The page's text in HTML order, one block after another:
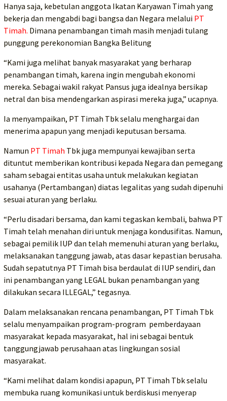
Hanya saja, kebetulan anggota Ikatan Karyawan Timah yang
bekerja dan mengabdi bagi bangsa dan Negara melalui PT
Timah. Dimana penambangan timah masih menjadi tulang
punggung perekonomian Bangka Belitung
“Kami juga melihat banyak masyarakat yang berharap
penambangan timah, karena ingin mengubah ekonomi
mereka. Sebagai wakil rakyat Pansus juga idealnya bersikap
netral dan bisa mendengarkan aspirasi mereka juga,” ucapnya.
Ia menyampaikan, PT Timah Tbk selalu menghargai dan
menerima apapun yang menjadi keputusan bersama.
Namun PT Timah Tbk juga mempunyai kewajiban serta
dituntut memberikan kontribusi kepada Negara dan pemegang
saham sebagai entitas usaha untuk melakukan kegiatan
usahanya (Pertambangan) diatas legalitas yang sudah dipenuhi
sesuai aturan yang berlaku.
“Perlu disadari bersama, dan kami tegaskan kembali, bahwa PT
Timah telah menahan diri untuk menjaga kondusifitas. Namun,
sebagai pemilik IUP dan telah memenuhi aturan yang berlaku,
melaksanakan tanggung jawab, atas dasar kepastian berusaha.
Sudah sepatutnya PT Timah bisa berdaulat di IUP sendiri, dan
ini penambangan yang LEGAL bukan penambangan yang
dilakukan secara ILLEGAL,” tegasnya.
Dalam melaksanakan rencana penambangan, PT Timah Tbk
selalu menyampaikan program-program pemberdayaan
masyarakat kepada masyarakat, hal ini sebagai bentuk
tanggungjawab perusahaan atas lingkungan sosial
masyarakat.
“Kami melihat dalam kondisi apapun, PT Timah Tbk selalu
membuka ruang komunikasi untuk berdiskusi menyerap